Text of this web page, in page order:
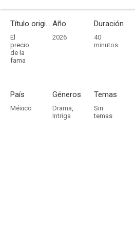
Título original
El
precio
de la
fama
Año
2026
Duración
40
minutos
País
México
Géneros
Drama,
Intriga
Temas
Sin
temas